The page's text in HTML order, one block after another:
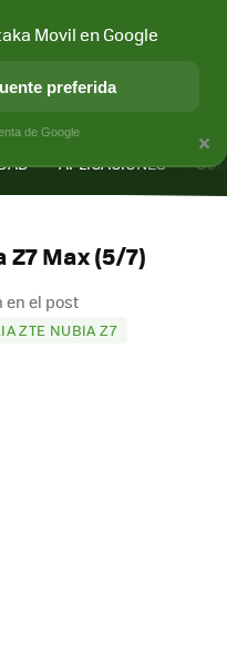
APLICACIONES
Z7 Max (5/7)
en el post
ZTE NUBIA Z7
×
Movil en Google
preferida
de Google